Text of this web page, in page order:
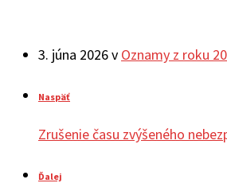
3. júna 2026v Oznamy z roku
Naspäť
Zrušenie času zvýšeného
Ďalej